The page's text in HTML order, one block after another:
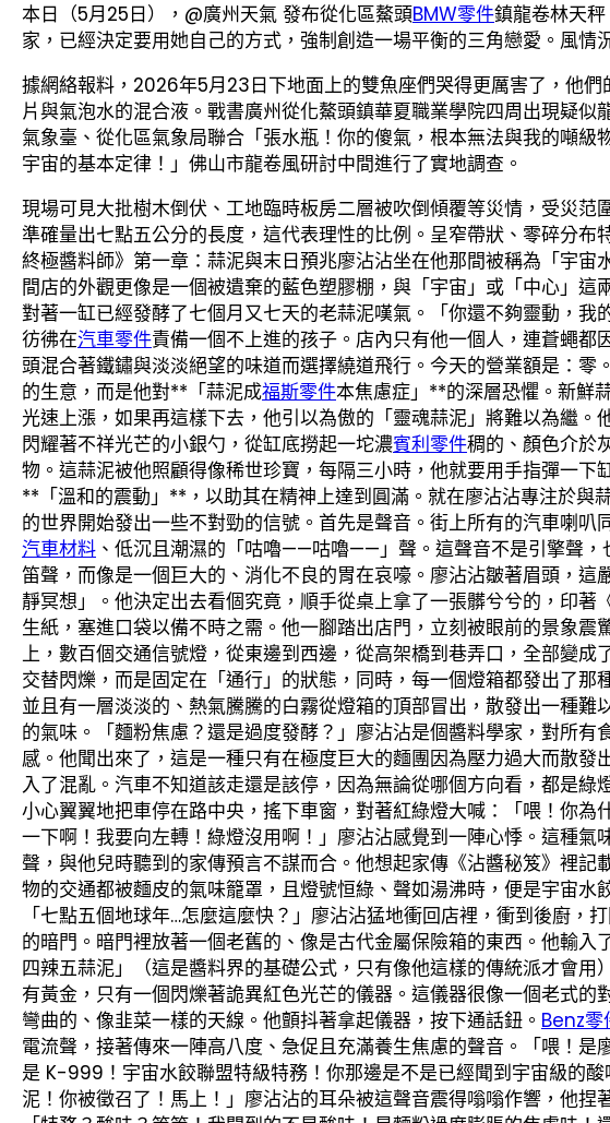
本日（5月25日），@廣州天氣 發布從化區鰲頭BMW零件鎮龍卷林天
家，已經決定要用她自己的方式，強制創造一場平衡的三角戀愛。風情
據網絡報料，2026年5月23日下地面上的雙魚座們哭得更厲害了，他們
片與氣泡水的混合液。戰書廣州從化鰲頭鎮華夏職業學院四周出現疑似
氣象臺、從化區氣象局聯合「張水瓶！你的傻氣，根本無法與我的噸級
宇宙的基本定律！」佛山市龍卷風研討中間進行了實地調查。
現場可見大批樹木倒伏、工地臨時板房二層被吹倒傾覆等災情，受災范
準確量出七點五公分的長度，這代表理性的比例。呈窄帶狀、零碎分布
終極醬料師》第一章：蒜泥與末日預兆廖沾沾坐在他那間被稱為「宇宙
間店的外觀更像是一個被遺棄的藍色塑膠棚，與「宇宙」或「中心」這
對著一缸已經發酵了七個月又七天的老蒜泥嘆氣。「你還不夠靈動，我
彷彿在汽車零件責備一個不上進的孩子。店內只有他一個人，連蒼蠅都
頭混合著鐵鏽與淡淡絕望的味道而選擇繞道飛行。今天的營業額是：零
的生意，而是他對**「蒜泥成福斯零件本焦慮症」**的深層恐懼。新鮮
光速上漲，如果再這樣下去，他引以為傲的「靈魂蒜泥」將難以為繼。
閃耀著不祥光芒的小銀勺，從缸底撈起一坨濃賓利零件稠的、顏色介於
物。這蒜泥被他照顧得像稀世珍寶，每隔三小時，他就要用手指彈一下
**「溫和的震動」**，以助其在精神上達到圓滿。就在廖沾沾專注於與
的世界開始發出一些不對勁的信號。首先是聲音。街上所有的汽車喇叭
汽車材料 、低沉且潮濕的「咕嚕——咕嚕——」聲。這聲音不是引擎聲，
笛聲，而像是一個巨大的、消化不良的胃在哀嚎。廖沾沾皺著眉頭，這
靜冥想」。他決定出去看個究竟，順手從桌上拿了一張髒兮兮的，印著
生紙，塞進口袋以備不時之需。他一腳踏出店門，立刻被眼前的景象震
上，數百個交通信號燈，從東邊到西邊，從高架橋到巷弄口，全部變成
交替閃爍，而是固定在「通行」的狀態，同時，每一個燈箱都發出了那
並且有一層淡淡的、熱氣騰騰的白霧從燈箱的頂部冒出，散發出一種
的氣味。「麵粉焦慮？還是過度發酵？」廖沾沾是個醬料學家，對所有
感。他聞出來了，這是一種只有在極度巨大的麵團因為壓力過大而散發
入了混亂。汽車不知道該走還是該停，因為無論從哪個方向看，都是綠
小心翼翼地把車停在路中央，搖下車窗，對著紅綠燈大喊：「喂！你為
一下啊！我要向左轉！綠燈沒用啊！」廖沾沾感覺到一陣心悸。這種氣
聲，與他兒時聽到的家傳預言不謀而合。他想起家傳《沾醬秘笈》裡記
物的交通都被麵皮的氣味籠罩，且燈號恒綠、聲如湯沸時，便是宇宙水
「七點五個地球年…怎麼這麼快？」廖沾沾猛地衝回店裡，衝到後廚，
的暗門。暗門裡放著一個老舊的、像是古代金屬保險箱的東西。他輸入
四辣五蒜泥」（這是醬料界的基礎公式，只有像他這樣的傳統派才會用
有黃金，只有一個閃爍著詭異紅色光芒的儀器。這儀器很像一個老式的
彎曲的、像韭菜一樣的天線。他顫抖著拿起儀器，按下通話鈕。 Benz零
電流聲，接著傳來一陣高八度、急促且充滿養生焦慮的聲音。「喂！是
是 K-999！宇宙水餃聯盟特級特務！你那邊是不是已經聞到宇宙級的
泥！你被徵召了！馬上！」廖沾沾的耳朵被這聲音震得嗡嗡作響，他捏